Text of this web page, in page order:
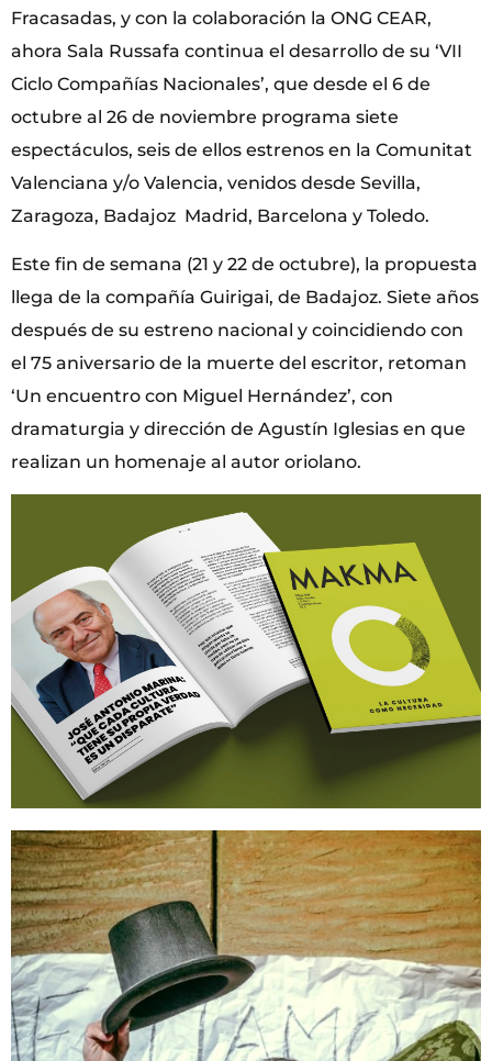
Fracasadas, y con la colaboración la ONG CEAR,
ahora Sala Russafa continua el desarrollo de su ‘VII
Ciclo Compañías Nacionales’, que desde el 6 de
octubre al 26 de noviembre programa siete
espectáculos, seis de ellos estrenos en la Comunitat
Valenciana y/o Valencia, venidos desde Sevilla,
Zaragoza, Badajoz Madrid, Barcelona y Toledo.
Este fin de semana (21 y 22 de octubre), la propuesta
llega de la compañía Guirigai, de Badajoz. Siete años
después de su estreno nacional y coincidiendo con
el 75 aniversario de la muerte del escritor, retoman
‘Un encuentro con Miguel Hernández’, con
dramaturgia y dirección de Agustín Iglesias en que
realizan un homenaje al autor oriolano.